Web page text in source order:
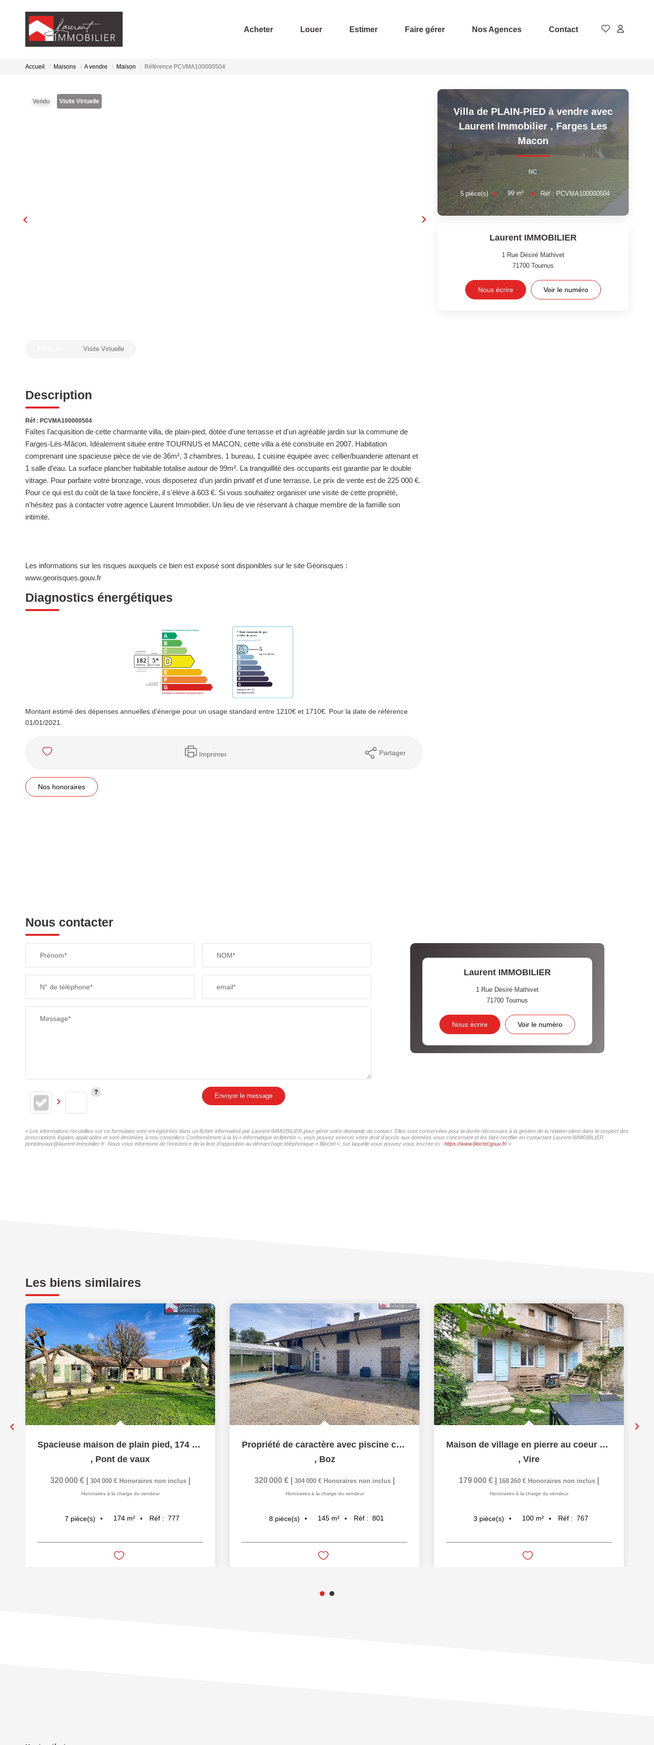
Acheter Louer Estimer Faire gérer Nos Agences Contact
Accueil Maisons A vendre Maison Référence PCVMA100000504
Vendu Visite Virtuelle
Visite Virtuelle
Description
Réf : PCVMA100000504
Faîtes l'acquisition de cette charmante villa, de plain-pied, dotée d'une terrasse et d'un agréable jardin sur la commune de
Farges-Lès-Mâcon. Idéalement située entre TOURNUS et MACON, cette villa a été construite en 2007. Habitation
comprenant une spacieuse pièce de vie de 36m², 3 chambres, 1 bureau, 1 cuisine équipée avec cellier/buanderie attenant et
1 salle d'eau. La surface plancher habitable totalise autour de 99m². La tranquillité des occupants est garantie par le double
vitrage. Pour parfaire votre bronzage, vous disposerez d'un jardin privatif et d'une terrasse. Le prix de vente est de 225 000 €.
Pour ce qui est du coût de la taxe foncière, il s'élève à 603 €. Si vous souhaitez organiser une visite de cette propriété,
n'hésitez pas à contacter votre agence Laurent Immobilier. Un lieu de vie réservant à chaque membre de la famille son
intimité.
Les informations sur les risques auxquels ce bien est exposé sont disponibles sur le site Géorisques :
www.georisques.gouv.fr
Diagnostics énergétiques
Montant estimé des dépenses annuelles d'énergie pour un usage standard entre 1210€ et 1710€. Pour la date de référence
01/01/2021.
Imprimer Partager
Nos honoraires
Villa de PLAIN-PIED à vendre avec
Laurent Immobilier , Farges Les
Macon
NC
5 pièce(s) 99 m² Réf : PCVMA100000504
Laurent IMMOBILIER
1 Rue Désiré Mathivet
71700 Tournus
Nous écrire Voir le numéro
Nous contacter
Prénom* NOM*
N° de téléphone* email*
Message*
Envoyer le message
Laurent IMMOBILIER
1 Rue Désiré Mathivet
71700 Tournus
Nous écrire Voir le numéro
« Les informations recueillies sur ce formulaire sont enregistrées dans un fichier informatisé par Laurent IMMOBILIER pour gérer votre demande de contact. Elles sont conservées pour la durée nécessaire à la gestion de la relation client dans le respect des
prescriptions légales applicables et sont destinées à nos conseillers Conformément à la loi « informatique et libertés », vous pouvez exercer votre droit d'accès aux données vous concernant et les faire rectifier en contactant Laurent IMMOBILIER
pontdevaux@laurent-immobilier.fr. Nous vous informons de l'existence de la liste d'opposition au démarchage téléphonique « Bloctel », sur laquelle vous pouvez vous inscrire ici : https://www.bloctel.gouv.fr/»
Les biens similaires
Spacieuse maison de plain pied, 174 m², Garages et agréable...
, Pont de vaux
320 000 € 304 000 € Honoraires non inclus
Honoraires à la charge du vendeur
7 pièce(s) 174 m² Réf : 777
Propriété de caractère avec piscine couverte-5 chambres...
, Boz
320 000 € 304 000 € Honoraires non inclus
Honoraires à la charge du vendeur
8 pièce(s) 145 m² Réf : 801
Maison de village en pierre au coeur de Viré - 71260 VIRE
, Vire
179 000 € 168 260 € Honoraires non inclus
Honoraires à la charge du vendeur
3 pièce(s) 100 m² Réf : 767